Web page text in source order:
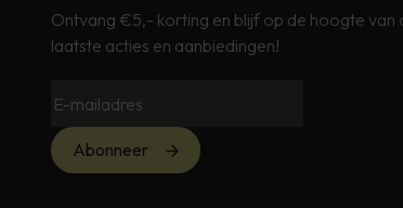
Ontvang €5,- korting en blijf op de hoogte van
laatste acties en aanbiedingen!
Abonneer